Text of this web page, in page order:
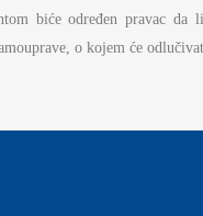
biće određen pravac
o kojem će